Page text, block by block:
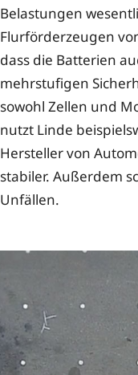
Belastungen
Flurförderzeugen
dass die Batterien
mehrstufigen
sowohl Zellen und
nutzt Linde
Hersteller von
stabiler. Außerdem
Unfällen.